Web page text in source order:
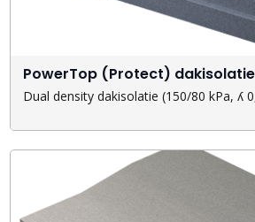
PowerTop (Protect) dakisolatie
Dual density dakisolatie (150/80 kPa, ʎ